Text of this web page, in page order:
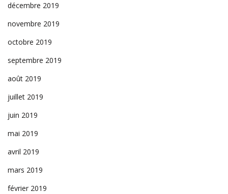
décembre 2019
novembre 2019
octobre 2019
septembre 2019
août 2019
juillet 2019
juin 2019
mai 2019
avril 2019
mars 2019
février 2019